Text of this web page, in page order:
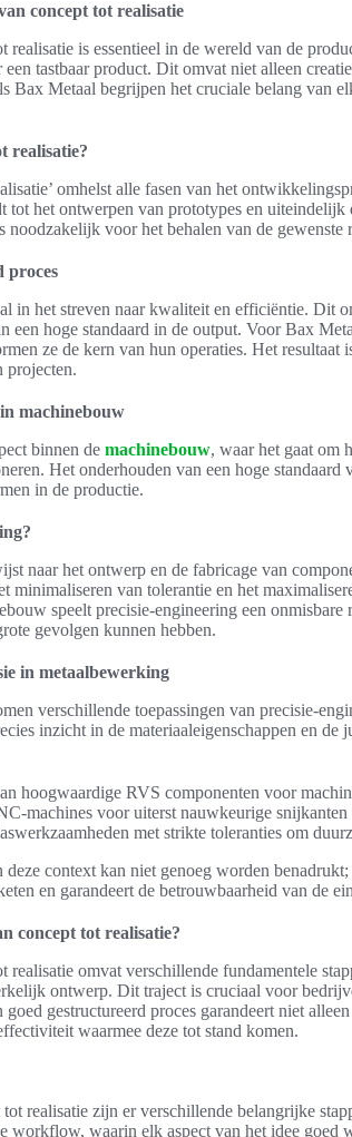
concept tot realisatie
realisatie is essentieel in de wereld van de
een tastbaar product. Dit omvat niet alleen
Bax Metaal begrijpen het cruciale belang van
realisatie?
omhelst alle fasen van het
het ontwerpen van prototypes en uiteindelijk
noodzakelijk voor het behalen van de gewenste
proces
in het streven naar kwaliteit en efficiëntie. Dit
een hoge standaard in de output. Voor Bax
ze de kern van hun operaties. Het resultaat
projecten.
machinebouw
binnen de machinebouw, waar het gaat om
Het onderhouden van een hoge standaard
in de productie.
naar het ontwerp en de fabricage van
minimaliseren van tolerantie en het
speelt precisie-engineering een
gevolgen kunnen hebben.
in metaalbewerking
verschillende toepassingen van precisie-
inzicht in de materiaaleigenschappen en de
hoogwaardige RVS componenten voor
machines voor uiterst nauwkeurige
met strikte toleranties om
context kan niet genoeg worden
en garandeert de betrouwbaarheid van de
concept tot realisatie?
realisatie omvat verschillende fundamentele
ontwerp. Dit traject is cruciaal voor
goed gestructureerd proces garandeert niet
waarmee deze tot stand komen.
realisatie zijn er verschillende belangrijke
workflow, waarin elk aspect van het idee goed